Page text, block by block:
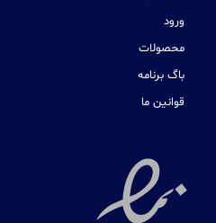
ورود
محصولات
باگ برنامه
قوانین ما